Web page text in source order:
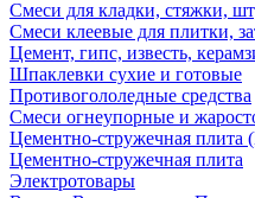
Смеси для кладки, стяжки,
Смеси клеевые для плитки,
Цемент, гипс, известь,
Шпаклевки сухие и готовые
Противогололедные средства
Смеси огнеупорные и
Цементно-стружечная
Цементно-стружечная плита
Электротовары